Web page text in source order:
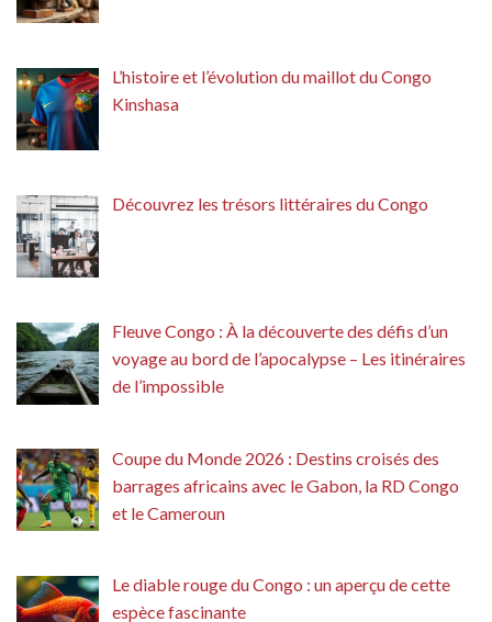
L’histoire et l’évolution du maillot du Congo
Kinshasa
Découvrez les trésors littéraires du Congo
Fleuve Congo : À la découverte des défis d’un
voyage au bord de l’apocalypse – Les itinéraires
de l’impossible
Coupe du Monde 2026 : Destins croisés des
barrages africains avec le Gabon, la RD Congo
et le Cameroun
Le diable rouge du Congo : un aperçu de cette
espèce fascinante